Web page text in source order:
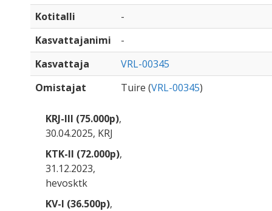
Kotitalli
-
Kasvattajanimi
-
Kasvattaja
VRL-00345
Omistajat
Tuire (VRL-00345)
KRJ-III (75.000p),
30.04.2025, KRJ
KTK-II (72.000p),
31.12.2023,
hevosktk
KV-I (36.500p),